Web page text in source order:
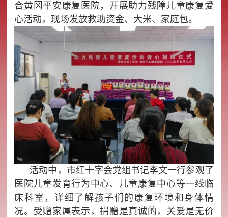
合黄冈平安康复医院，开展助力残障儿童康复爱
心活动，现场发放救助资金、大米、家庭包。
活动中，市红十字会党组书记李文一行参观了
医院儿童发育行为中心、儿童康复中心等一线临
床科室，详细了解孩子们的康复环境和身体情
况。受赠家属表示，捐赠是真诚的，关爱是无价